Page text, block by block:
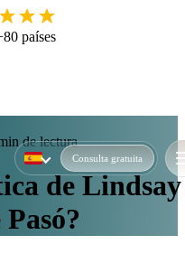
países
Consulta gratuita
de lectura
de Lindsay